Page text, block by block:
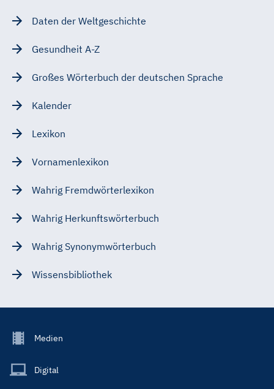
Daten der Weltgeschichte
Gesundheit A-Z
Großes Wörterbuch der deutschen Sprache
Kalender
Lexikon
Vornamenlexikon
Wahrig Fremdwörterlexikon
Wahrig Herkunftswörterbuch
Wahrig Synonymwörterbuch
Wissensbibliothek
Footer
Main
Medien
Digital